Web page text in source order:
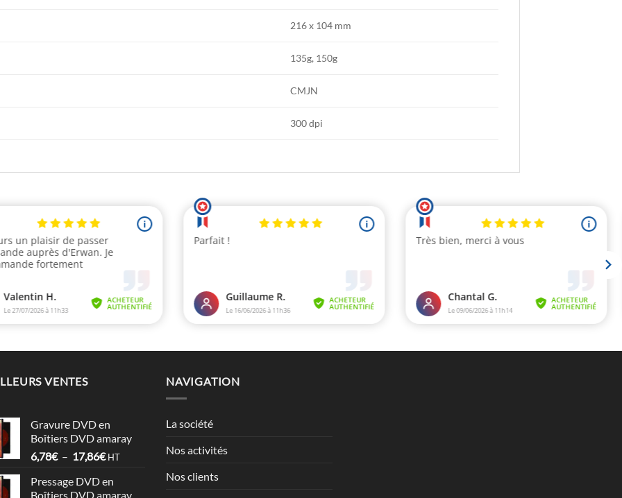
216 x 104 mm
135g, 150g
CMJN
300 dpi
VENTES
Gravure DVD en
Boîtiers DVD amaray
6,78€ – 17,86€Plage
prix :
HT
Pressage DVD en
Boîtiers DVD amaray
NAVIGATION
La société
Nos activités
Nos clients